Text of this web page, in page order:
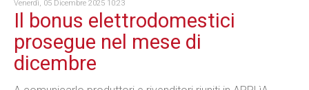
Venerdì, 05 Dicembre 2025 10:23
Il bonus elettrodomestici
prosegue nel mese di
dicembre